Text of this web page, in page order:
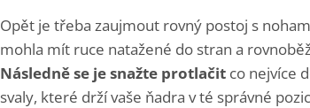
Opět je třeba zaujmout rovný postoj s
mohla mít ruce natažené do stran a
Následně se je snažte protlačit co nejvíce
svaly, které drží vaše ňadra v té správné